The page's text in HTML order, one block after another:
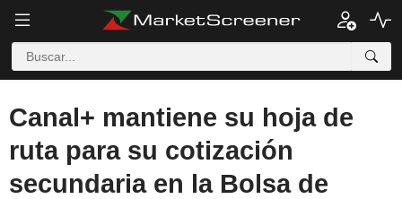
Canal+ mantiene su hoja de
ruta para su cotización
secundaria en la Bolsa de